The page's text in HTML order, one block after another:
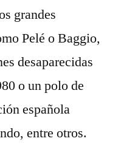
grandes
Pelé o Baggio,
desaparecidas
o un polo de
española
entre otros.